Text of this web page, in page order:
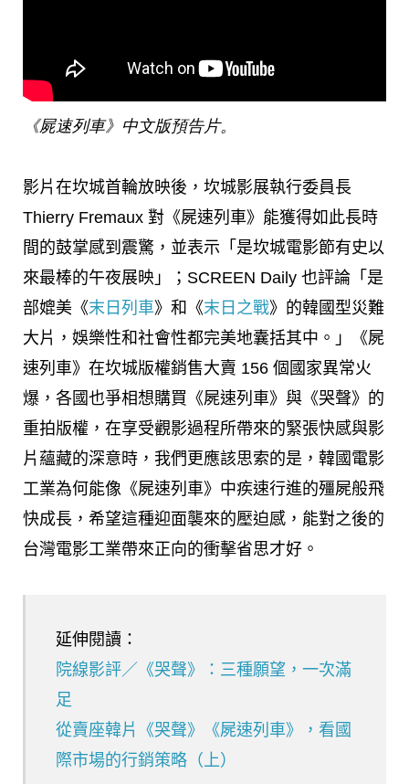
《屍速列車》中文版預告片。
影片在坎城首輪放映後，坎城影展執行委員長
Thierry Fremaux 對《屍速列車》能獲得如此長時
間的鼓掌感到震驚，並表示「是坎城電影節有史以
來最棒的午夜展映」；SCREEN Daily 也評論「是
部媲美《末日列車》和《末日之戰》的韓國型災難
大片，娛樂性和社會性都完美地囊括其中。」《屍
速列車》在坎城版權銷售大賣 156 個國家異常火
爆，各國也爭相想購買《屍速列車》與《哭聲》的
重拍版權，在享受觀影過程所帶來的緊張快感與影
片蘊藏的深意時，我們更應該思索的是，韓國電影
工業為何能像《屍速列車》中疾速行進的殭屍般飛
快成長，希望這種迎面襲來的壓迫感，能對之後的
台灣電影工業帶來正向的衝擊省思才好。
延伸閱讀：
院線影評／《哭聲》：三種願望，一次滿
足
從賣座韓片《哭聲》《屍速列車》，看國
際市場的行銷策略（上）